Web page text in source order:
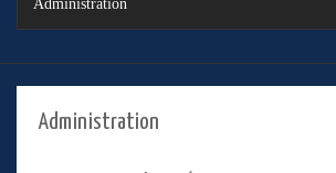
Administration